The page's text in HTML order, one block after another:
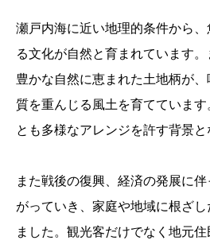
瀬戸内海に近い地理的条件から
る文化が自然と育まれています
豊かな自然に恵まれた土地柄が
質を重んじる風土を育てていま
とも多様なアレンジを許す背景と
また戦後の復興、経済の発展に
がっていき、家庭や地域に根ざ
ました。観光客だけでなく地元